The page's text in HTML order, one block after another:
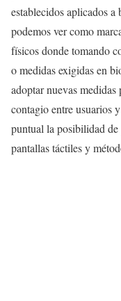
establecidos aplicados
podemos ver como
físicos donde tomando
o medidas exigidas en
adoptar nuevas
contagio entre usuarios
puntual la posibilidad
pantallas táctiles y